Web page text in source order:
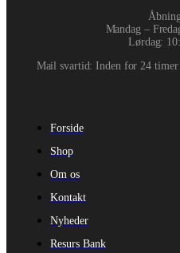
Mandag –
Lørdag:
Mail svartid: Inden for 24 timer
Forside
Shop
Om os
Kontakt
Nyheder
Resurs Bank